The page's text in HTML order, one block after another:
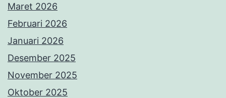
Maret 2026
Februari 2026
Januari 2026
Desember 2025
November 2025
Oktober 2025